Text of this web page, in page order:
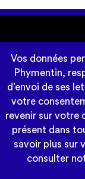
Vos données
Phymentin,
d’envoi de ses
votre
revenir sur votre
présent dans
savoir plus sur
consulter